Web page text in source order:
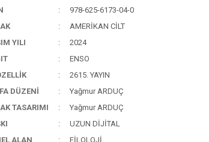
978-625-6173-04-0
AMERİKAN CİLT
YILI
2024
ENSO
2615. YAYIN
DÜZENİ
Yağmur ARDUÇ
TASARIMI
Yağmur ARDUÇ
UZUN DİJİTAL
ALAN
FİLOLOJİ